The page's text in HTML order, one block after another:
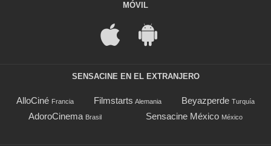
MÓVIL
SENSACINE EN EL EXTRANJERO
AlloCiné Francia Filmstarts Alemania Beyazperde Turquía
AdoroCinema Brasil Sensacine México México